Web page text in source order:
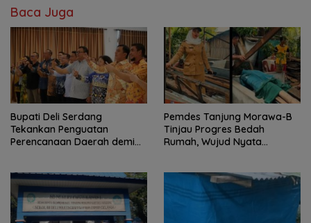
Baca Juga
Bupati Deli Serdang
Tekankan Penguatan
Perencanaan Daerah demi
Pemdes Tanjung Morawa-B
Tinjau Progres Bedah
Rumah, Wujud Nyata